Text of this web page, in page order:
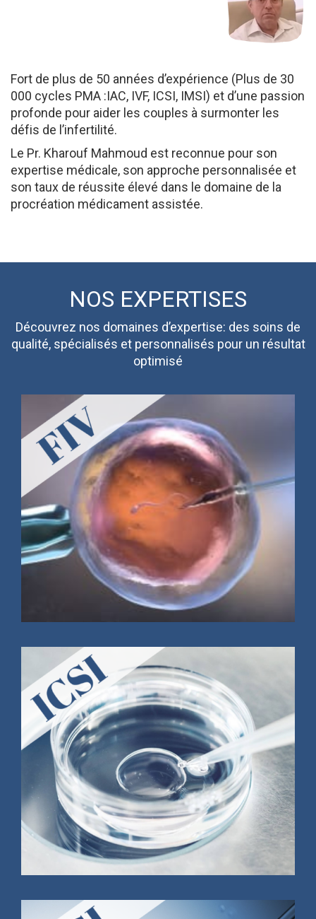
Fort de plus de 50 années d’expérience (Plus de 30
000 cycles PMA :IAC, IVF, ICSI, IMSI) et d’une passion
profonde pour aider les couples à surmonter les
défis de l’infertilité.
Le Pr. Kharouf Mahmoud est reconnue pour son
expertise médicale, son approche personnalisée et
son taux de réussite élevé dans le domaine de la
procréation médicament assistée.
NOS EXPERTISES
Découvrez nos domaines d’expertise: des soins de
qualité, spécialisés et personnalisés pour un résultat
optimisé